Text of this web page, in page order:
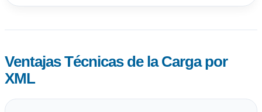
Ventajas Técnicas de la Carga por
XML